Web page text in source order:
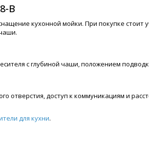
B
кухонной мойки. При покупке
с глубиной чаши, положением
отверстия, доступ к коммуникациям и
для кухни.